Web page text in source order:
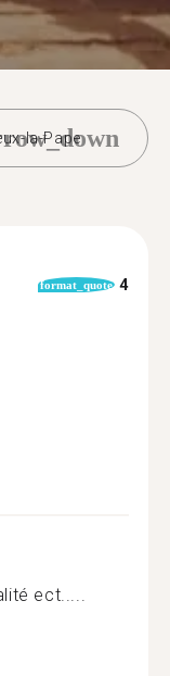
la-Pape
format_quote 4
ect.....